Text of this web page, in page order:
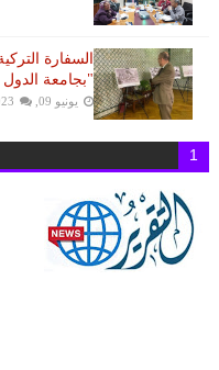
السفارة
"بجامعة الدول
يونيو 09, 2023
1